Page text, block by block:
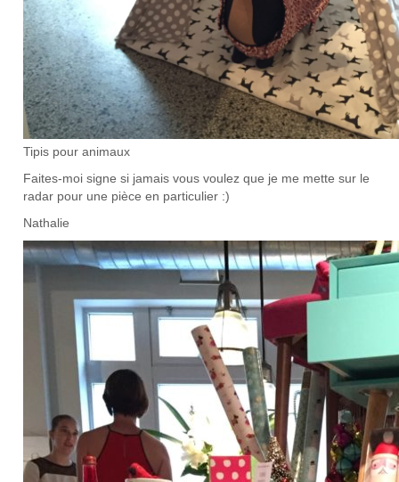
Tipis pour animaux
Faites-moi signe si jamais vous voulez que je me mette sur le
radar pour une pièce en particulier :)
Nathalie